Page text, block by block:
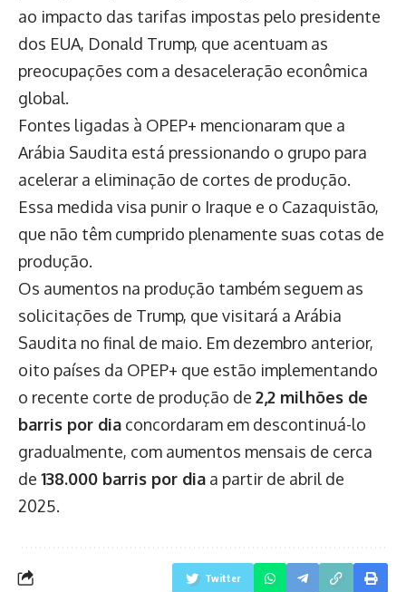
ao impacto das tarifas impostas pelo presidente
dos EUA, Donald Trump, que acentuam as
preocupações com a desaceleração econômica
global.
Fontes ligadas à OPEP+ mencionaram que a
Arábia Saudita está pressionando o grupo para
acelerar a eliminação de cortes de produção.
Essa medida visa punir o Iraque e o Cazaquistão,
que não têm cumprido plenamente suas cotas de
produção.
Os aumentos na produção também seguem as
solicitações de Trump, que visitará a Arábia
Saudita no final de maio. Em dezembro anterior,
oito países da OPEP+ que estão implementando
o recente corte de produção de 2,2 milhões de
barris por dia concordaram em descontinuá-lo
gradualmente, com aumentos mensais de cerca
de 138.000 barris por dia a partir de abril de
2025.
Twitter